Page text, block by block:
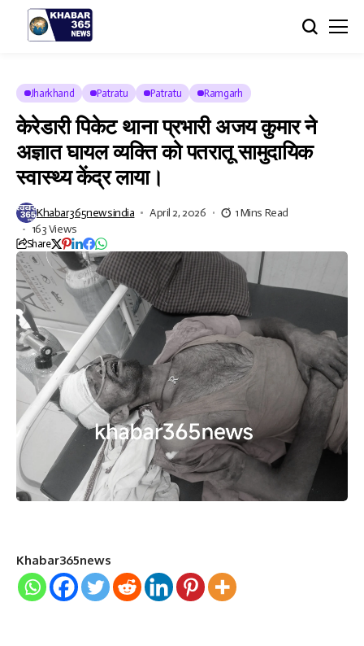
Jharkhand Patratu Patratu Ramgarh
केरेडारी पिकेट थाना प्रभारी अजय कुमार ने
अज्ञात घायल व्यक्ति को पतरातू सामुदायिक
स्वास्थ्य केंद्र लाया।
Khabar365newsindia April 2, 2026
1 Mins Read
163 Views
Share
Khabar365news